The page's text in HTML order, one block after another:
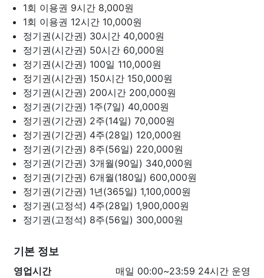
1회 이용권 9시간 8,000원
1회 이용권 12시간 10,000원
정기권(시간권) 30시간 40,000원
정기권(시간권) 50시간 60,000원
정기권(시간권) 100일 110,000원
정기권(시간권) 150시간 150,000원
정기권(시간권) 200시간 200,000원
정기권(기간권) 1주(7일) 40,000원
정기권(기간권) 2주(14일) 70,000원
정기권(기간권) 4주(28일) 120,000원
정기권(기간권) 8주(56일) 220,000원
정기권(기간권) 3개월(90일) 340,000원
정기권(기간권) 6개월(180일) 600,000원
정기권(기간권) 1년(365일) 1,100,000원
정기권(고정석) 4주(28일) 1,900,000원
정기권(고정석) 8주(56일) 300,000원
기본 정보
영업시간
매일 00:00~23:59 24시간 운영